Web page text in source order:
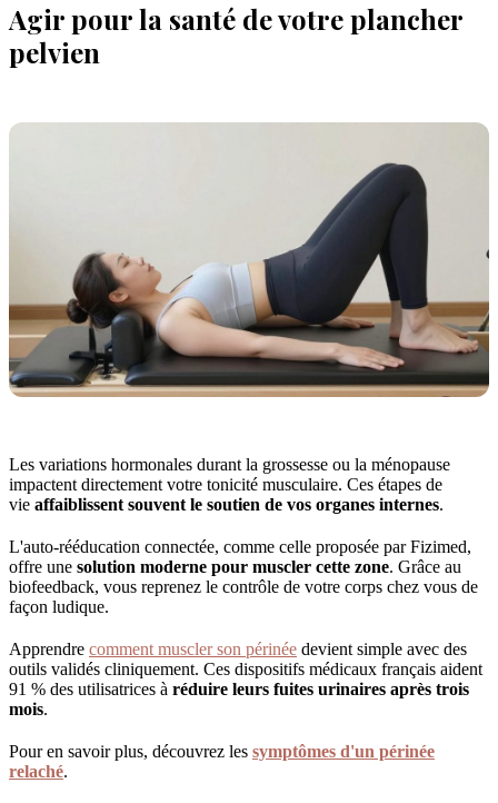
Agir pour la santé de votre plancher
pelvien
Les variations hormonales durant la grossesse ou la ménopause
impactent directement votre tonicité musculaire. Ces étapes de
vie affaiblissent souvent le soutien de vos organes internes.
L'auto-rééducation connectée, comme celle proposée par Fizimed,
offre une solution moderne pour muscler cette zone. Grâce au
biofeedback, vous reprenez le contrôle de votre corps chez vous de
façon ludique.
Apprendre comment muscler son périnée devient simple avec des
outils validés cliniquement. Ces dispositifs médicaux français aident
91 % des utilisatrices à réduire leurs fuites urinaires après trois
mois.
Pour en savoir plus, découvrez les symptômes d'un périnée
relaché.